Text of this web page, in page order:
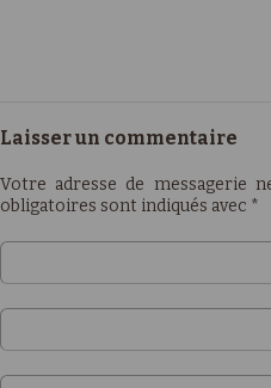
Laisser un commentaire
Votre adresse de messagerie
obligatoires sont indiqués avec *